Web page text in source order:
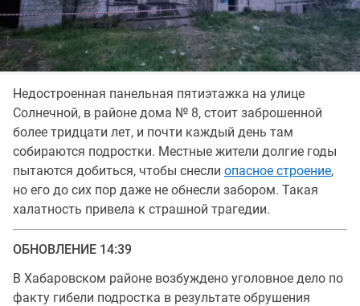
Недостроенная панельная пятиэтажка на улице
Солнечной, в районе дома № 8, стоит заброшенной
более тридцати лет, и почти каждый день там
собираются подростки. Местные жители долгие годы
пытаются добиться, чтобы снесли опасное строение,
но его до сих пор даже не обнесли забором. Такая
халатность привела к страшной трагедии.
ОБНОВЛЕНИЕ 14:39
В Хабаровском районе возбуждено уголовное дело по
факту гибели подростка в результате обрушения